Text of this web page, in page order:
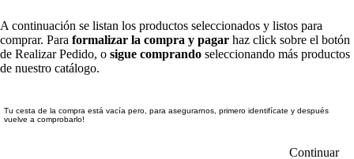
A continuación se listan los productos seleccionados y listos para
comprar. Para formalizar la compra y pagar haz click sobre el botón
de Realizar Pedido, o sigue comprando seleccionando más productos
de nuestro catálogo.
Tu cesta de la compra está vacía pero, para asegurarnos, primero identifícate y después
vuelve a comprobarlo!
Continuar